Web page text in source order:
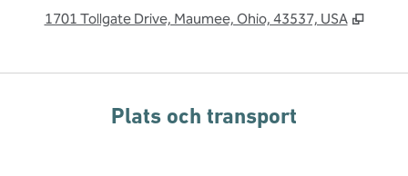
1701 Tollgate Drive, Maumee, Ohio, 43537, USA ,
Plats och transport